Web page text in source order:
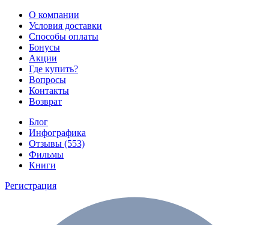
О компании
Условия доставки
Способы оплаты
Бонусы
Акции
Где купить?
Вопросы
Контакты
Возврат
Блог
Инфографика
Отзывы (553)
Фильмы
Книги
Регистрация